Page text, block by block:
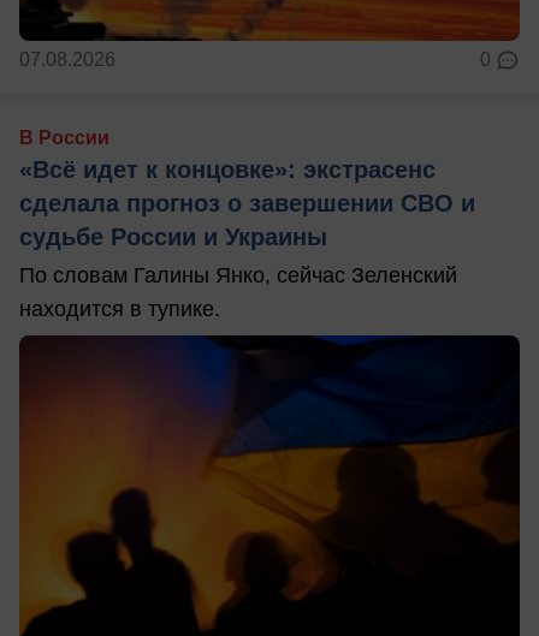
07.08.2026 0
В России
«Всё идет к концовке»: экстрасенс
сделала прогноз о завершении СВО и
судьбе России и Украины
По словам Галины Янко, сейчас Зеленский
находится в тупике.